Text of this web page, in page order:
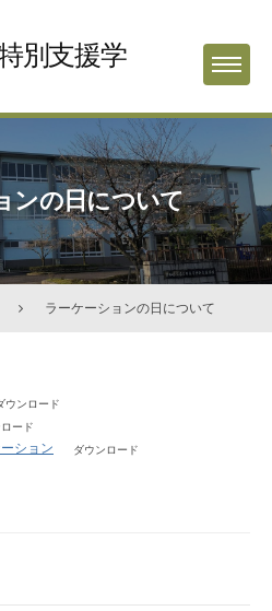
別支援学
MENU
ンの日について
ラーケーションの日について
ウンロード
ード
ション ダウンロード